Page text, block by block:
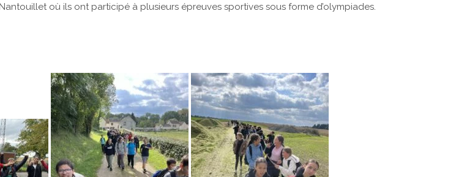
où ils ont participé à plusieurs épreuves sportives sous forme d’olympiades.